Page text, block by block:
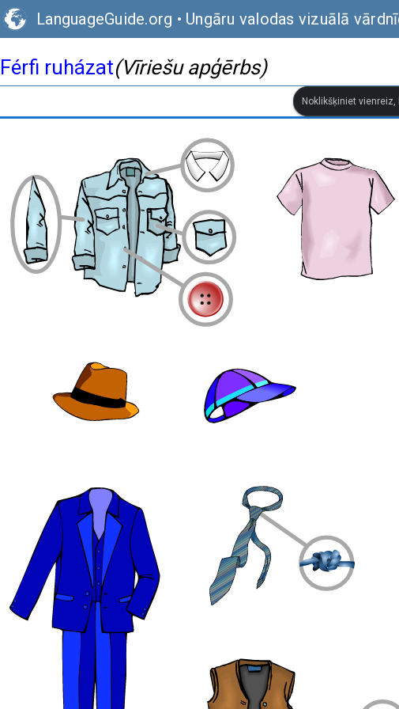
LanguageGuide.org • Ungāru valodas vizuālā
Férfi ruházat(Vīriešu apģērbs)
Noklikšķiniet